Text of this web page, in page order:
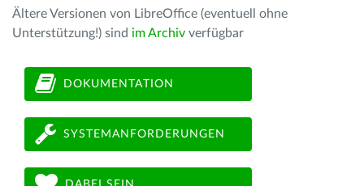
Ältere Versionen von LibreOffice (eventuell ohne
Unterstützung!) sind im Archiv verfügbar
DOKUMENTATION
SYSTEMANFORDERUNGEN